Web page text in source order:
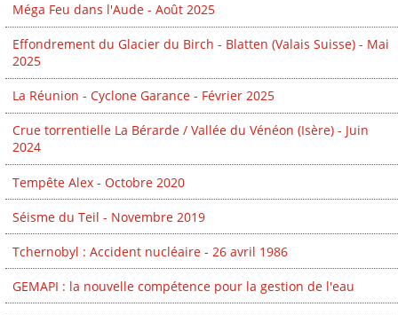
Méga Feu dans l'Aude - Août 2025
Effondrement du Glacier du Birch - Blatten (Valais Suisse) - Mai
2025
La Réunion - Cyclone Garance - Février 2025
Crue torrentielle La Bérarde / Vallée du Vénéon (Isère) - Juin
2024
Tempête Alex - Octobre 2020
Séisme du Teil - Novembre 2019
Tchernobyl : Accident nucléaire - 26 avril 1986
GEMAPI : la nouvelle compétence pour la gestion de l'eau